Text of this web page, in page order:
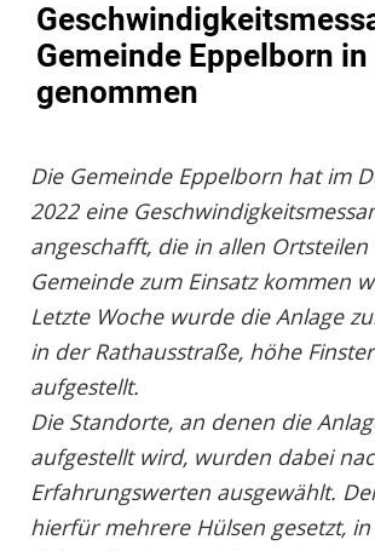
Gemeinde Eppelborn
genommen
Die Gemeinde Eppelborn hat im
2022 eine
angeschafft, die in allen Ortsteilen
Gemeinde zum Einsatz kommen
Letzte Woche wurde die Anlage
in der Rathausstraße, höhe
aufgestellt.
Die Standorte, an denen die
aufgestellt wird, wurden dabei
Erfahrungswerten ausgewählt.
hierfür mehrere Hülsen gesetzt,